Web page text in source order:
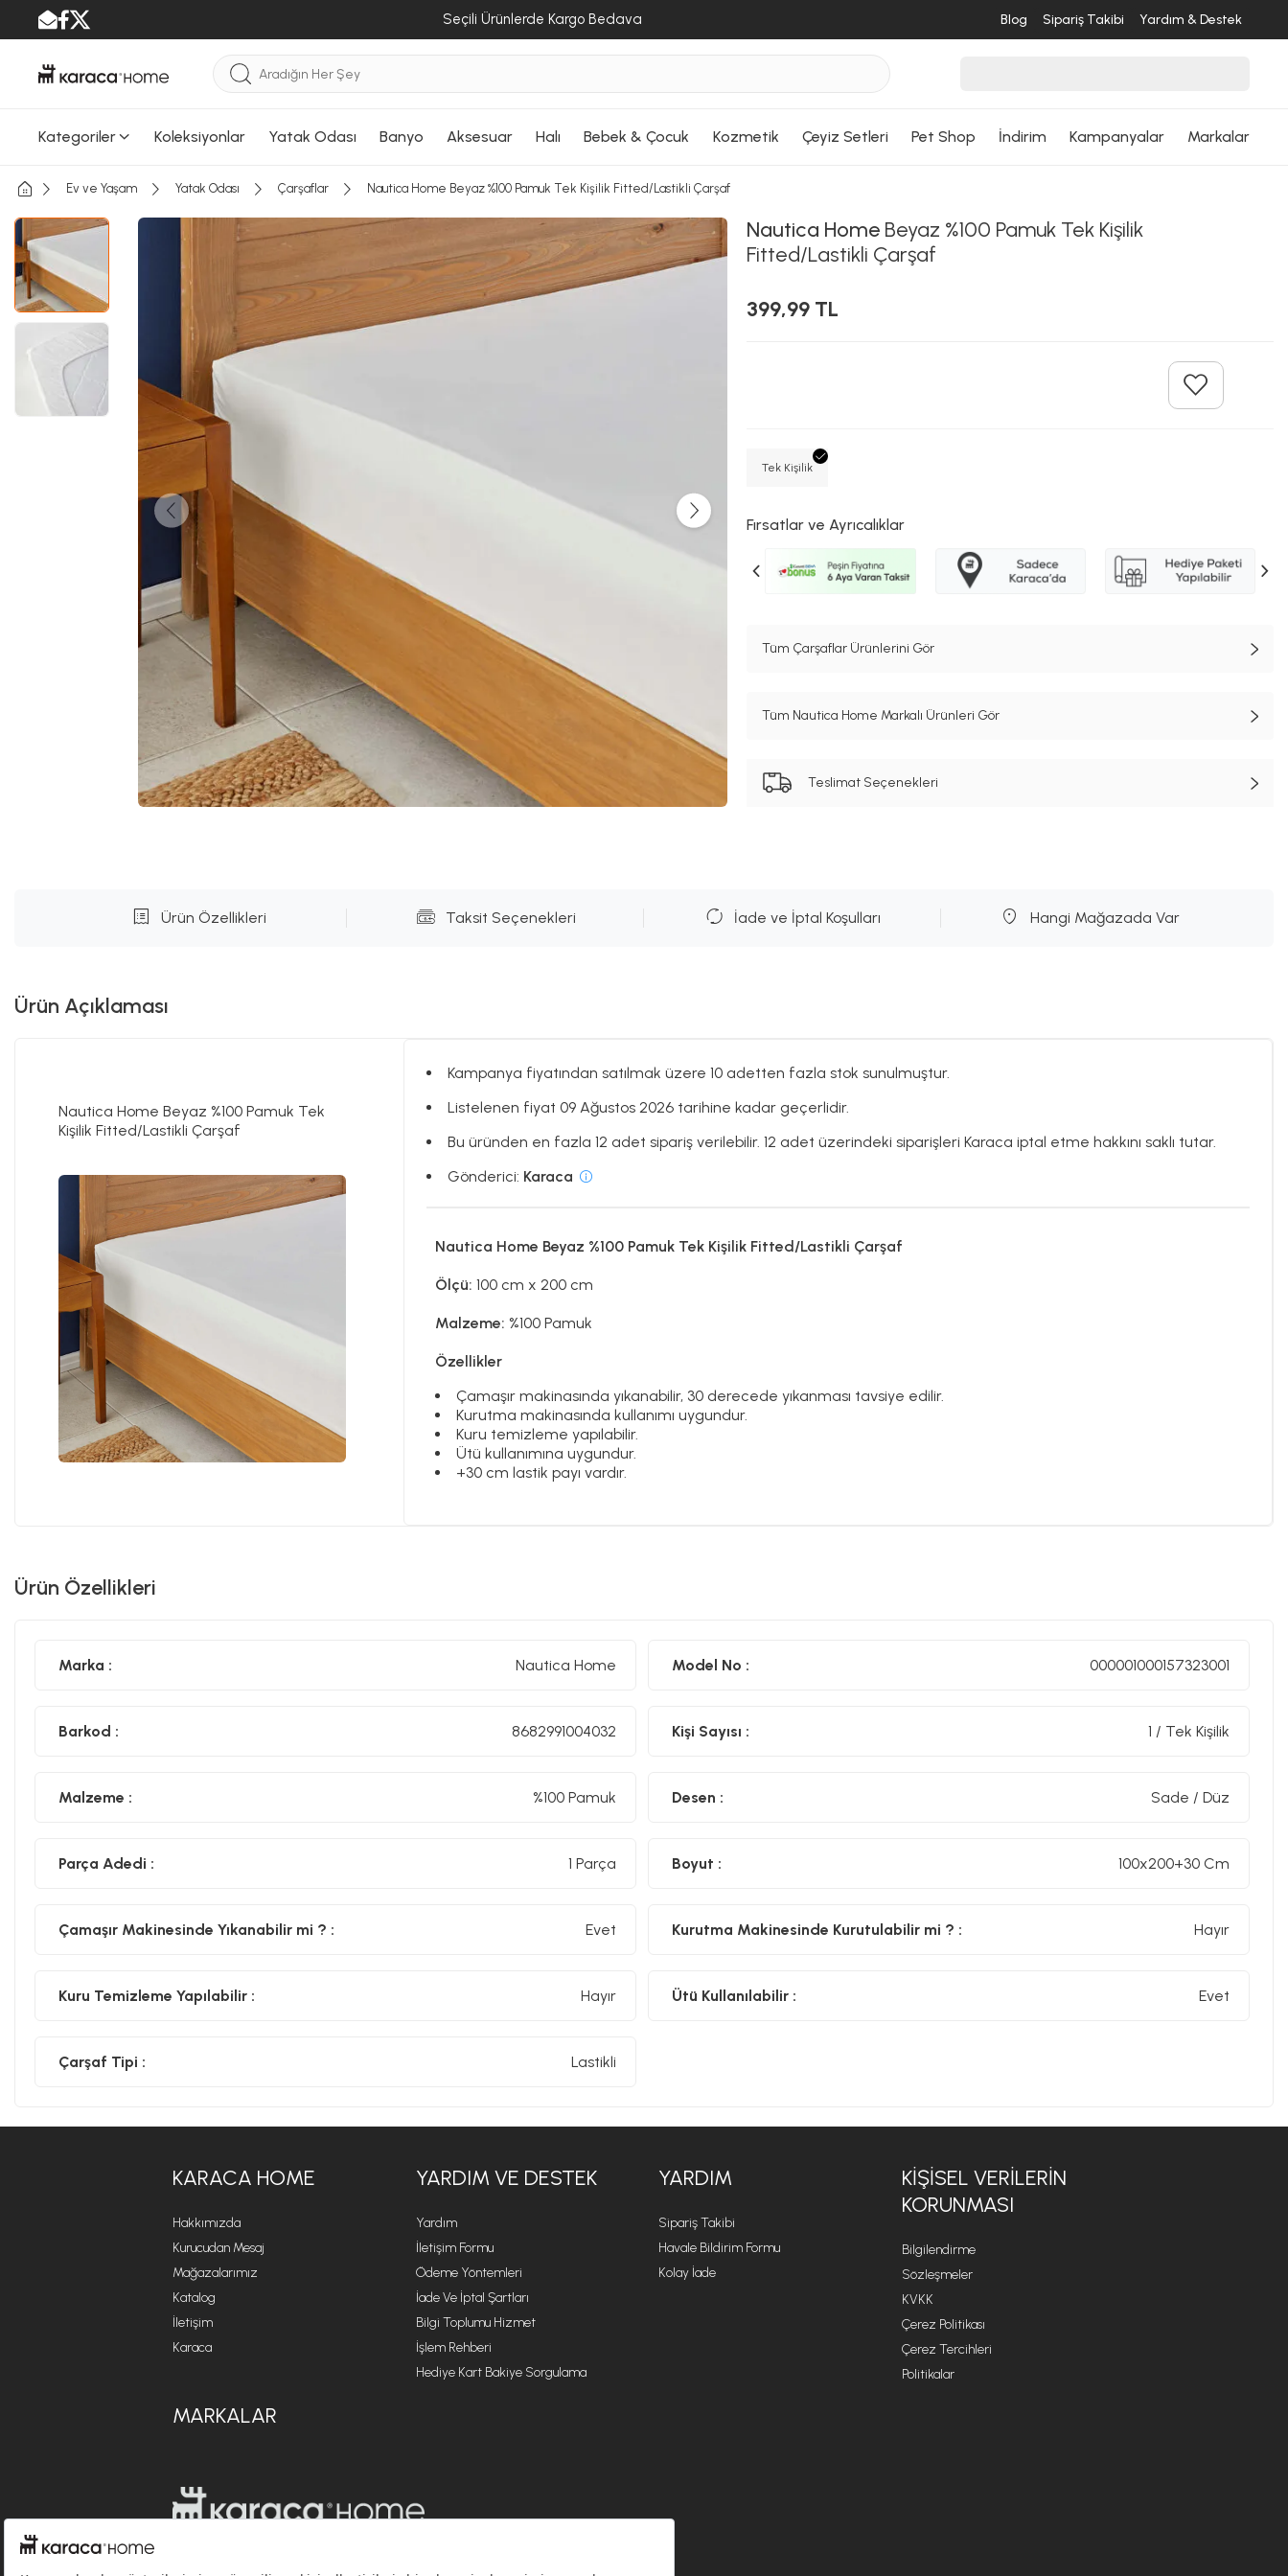
Seçili Ürünlerde Kargo Bedava Blog Sipariş Takibi Yardım & Destek
Kategoriler Koleksiyonlar Yatak Odası Banyo Aksesuar Halı Bebek & Çocuk Kozmetik Çeyiz Setleri Pet Shop İndirim Kampanyalar Markalar
Ev ve Yaşam Yatak Odası Çarşaflar Nautica Home Beyaz %100 Pamuk Tek Kişilik Fitted/Lastikli Çarşaf
Nautica Home Beyaz %100 Pamuk Tek Kişilik
Fitted/Lastikli Çarşaf
399,99 TL
Tek Kişilik
Fırsatlar ve Ayrıcalıklar
Tüm Çarşaflar Ürünlerini Gör
Tüm Nautica Home Markalı Ürünleri Gör
Teslimat Seçenekleri
Ürün Özellikleri Taksit Seçenekleri İade ve İptal Koşulları Hangi Mağazada Var
Ürün Açıklaması
Nautica Home Beyaz %100 Pamuk Tek
Kişilik Fitted/Lastikli Çarşaf
Kampanya fiyatından satılmak üzere 10 adetten fazla stok sunulmuştur.
Listelenen fiyat 09 Ağustos 2026 tarihine kadar geçerlidir.
Bu üründen en fazla 12 adet sipariş verilebilir. 12 adet üzerindeki siparişleri Karaca iptal etme hakkını saklı tutar.
Gönderici: Karaca
Nautica Home Beyaz %100 Pamuk Tek Kişilik Fitted/Lastikli Çarşaf
Ölçü:100 cm x 200 cm
Malzeme: %100 Pamuk
Özellikler
Çamaşır makinasında yıkanabilir, 30 derecede yıkanması tavsiye edilir.
Kurutma makinasında kullanımı uygundur.
Kuru temizleme yapılabilir.
Ütü kullanımına uygundur.
+30 cm lastik payı vardır.
Ürün Özellikleri
Marka : Nautica Home Model No : 000001000157323001
Barkod : 8682991004032 Kişi Sayısı : 1 / Tek Kişilik
Malzeme : %100 Pamuk Desen : Sade / Düz
Parça Adedi : 1 Parça Boyut : 100x200+30 Cm
Çamaşır Makinesinde Yıkanabilir mi ? : Evet Kurutma Makinesinde Kurutulabilir mi ? : Hayır
Kuru Temizleme Yapılabilir : Hayır Ütü Kullanılabilir : Evet
Çarşaf Tipi : Lastikli
KARACA HOME
Hakkımızda
Kurucudan Mesaj
Mağazalarımız
Katalog
İletişim
Karaca
YARDIM VE DESTEK
Yardım
İletişim Formu
Ödeme Yöntemleri
İade Ve İptal Şartları
Bilgi Toplumu Hizmet
İşlem Rehberi
Hediye Kart Bakiye Sorgulama
YARDIM
Sipariş Takibi
Havale Bildirim Formu
Kolay İade
KİŞİSEL VERİLERİN
KORUNMASI
Bilgilendirme
Sözleşmeler
KVKK
Çerez Politikası
Çerez Tercihleri
Politikalar
MARKALAR